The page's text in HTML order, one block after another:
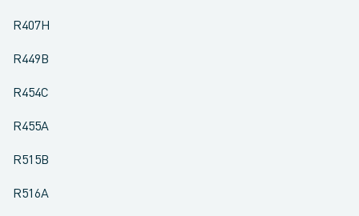
R407H
R449B
R454C
R455A
R515B
R516A